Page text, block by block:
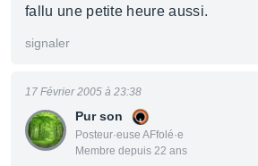
fallu une petite heure aussi.
signaler
Pur son
Posteur·euse AFfolé·e
Membre depuis 22 ans
17 Février 2005 à 23:38